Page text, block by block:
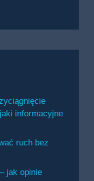
informacyjne
ruch bez
jak opinie